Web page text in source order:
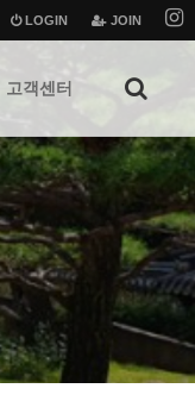
JOIN
LOGIN
고객센터